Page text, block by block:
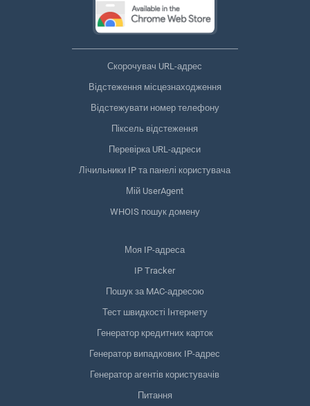
Скорочувач URL-адрес
Відстеження місцезнаходження
Відстежувати номер телефону
Піксель відстеження
Перевірка URL-адреси
Лічильники IP та панелі користувача
Мій UserAgent
WHOIS пошук домену
Моя IP-адреса
IP Tracker
Пошук за MAC-адресою
Тест швидкості Інтернету
Генератор кредитних карток
Генератор випадкових IP-адрес
Генератор агентів користувачів
Питання